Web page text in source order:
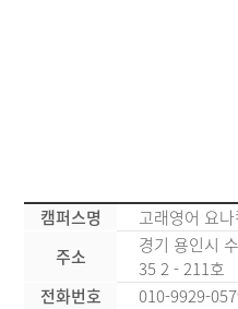
캠퍼스명
고래영어 요
주소
경기 용인시
35 2 - 211호
전화번호
010-9929-